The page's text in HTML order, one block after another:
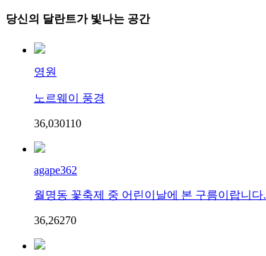
당신의 달란트가 빛나는 공간
영원
노르웨이 풍경
36,030110
agape362
월명동 꽃축제 중 어린이날에 본 구름이랍니다.
36,26270